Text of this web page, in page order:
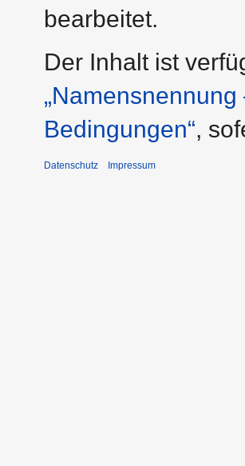
bearbeitet.
Der Inhalt ist
Bedingungen“,
Datenschutz Impressum